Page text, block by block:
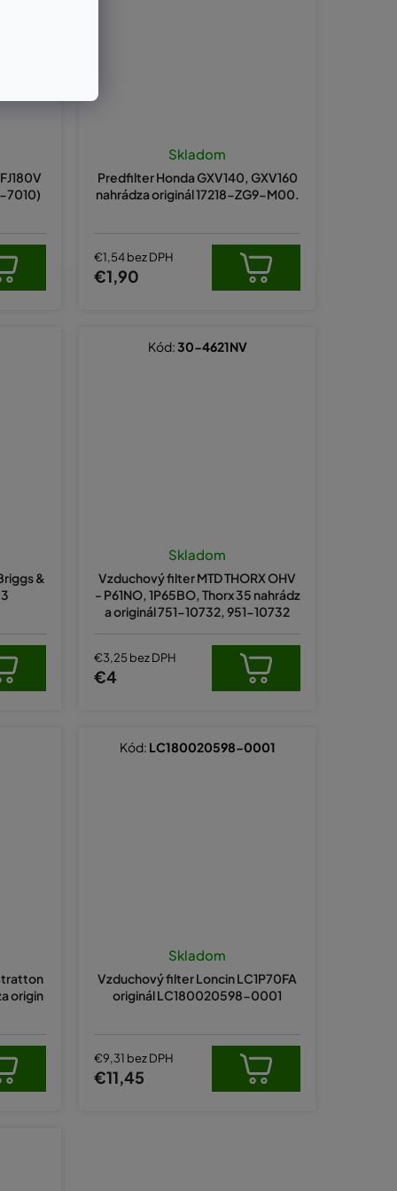
7010)
Predfilter Honda GXV140, GXV160
nahrádza originál 17218-ZG9-M00.
Skladom
€1,54 bez DPH
€1,90
&
Vzduchový filter MTD THORX OHV
- P61NO, 1P65BO, Thorx 35 nahrádz
a originál 751-10732, 951-10732
Skladom
€3,25 bez DPH
€4
Kód:30-4621NV
origin
Vzduchový filter Loncin LC1P70FA
originál LC180020598-0001
Skladom
€9,31 bez DPH
€11,45
Kód: LC180020598-0001